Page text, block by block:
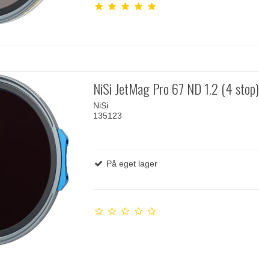
NiSi JetMag Pro 67 ND 1.2 (4 stop)
NiSi
135123
På eget lager